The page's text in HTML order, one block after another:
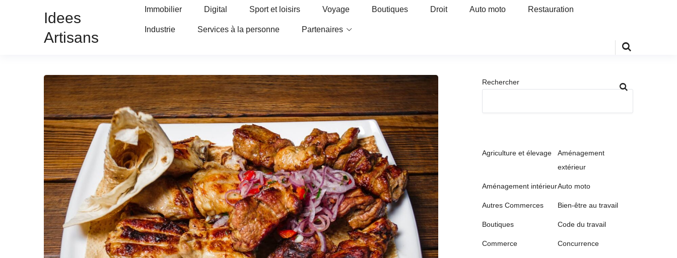
Idees
Artisans
Immobilier Digital Sport et loisirs Voyage Boutiques Droit Auto moto Restauration
Industrie Services à la personne Partenaires
Rechercher
Agriculture et élevage
Aménagement
extérieur
Aménagement intérieurAuto moto
Autres Commerces Bien-être au travail
Boutiques Code du travail
Commerce Concurrence